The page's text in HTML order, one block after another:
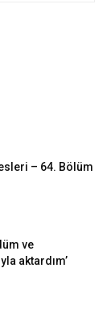
– 64. Bölüm
ve
aktardım’